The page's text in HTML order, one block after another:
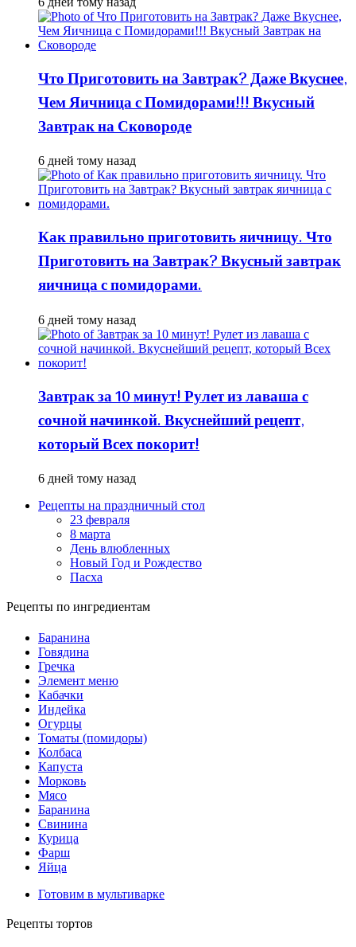
Что Приготовить на Завтрак? Даже Вкуснее,
Чем Яичница с Помидорами!!! Вкусный
Завтрак на Сковороде
6 дней тому назад
Как правильно приготовить яичницу. Что
Приготовить на Завтрак? Вкусный завтрак
яичница с помидорами.
6 дней тому назад
Завтрак за 10 минут! Рулет из лаваша с
сочной начинкой. Вкуснейший рецепт,
который Всех покорит!
6 дней тому назад
Рецепты на праздничный стол
23 февраля
8 марта
День влюбленных
Новый Год и Рождество
Пасха
Рецепты по ингредиентам
Баранина
Говядина
Гречка
Элемент меню
Кабачки
Индейка
Огурцы
Томаты (помидоры)
Колбаса
Капуста
Морковь
Мясо
Баранина
Свинина
Курица
Фарш
Яйца
Готовим в мультиварке
Рецепты тортов